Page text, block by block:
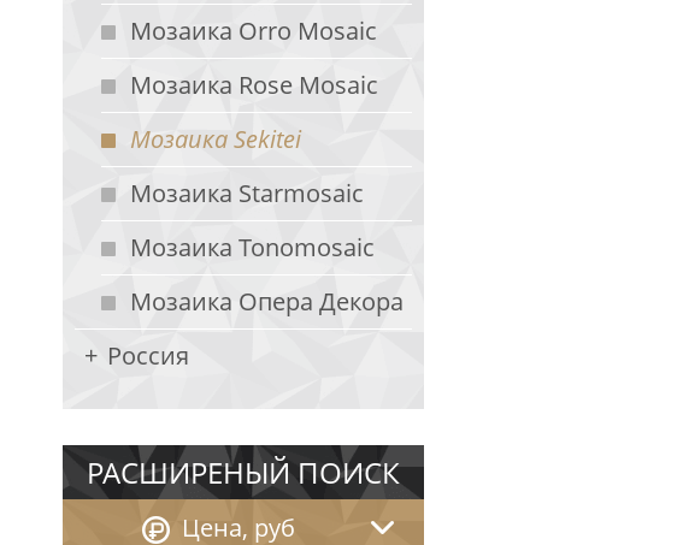
Мозаика Orro Mosaic
Мозаика Rose Mosaic
Мозаика Sekitei
Мозаика Starmosaic
Мозаика Tonomosaic
Мозаика Опера Декора
Россия
РАСШИРЕНЫЙ ПОИСК
Цена, руб